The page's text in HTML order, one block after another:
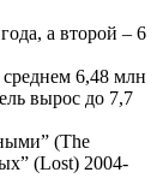
а второй – 6
6,48 млн
вырос до 7,7
(The
(Lost) 2004-